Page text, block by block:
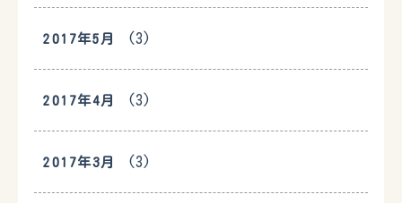
2017年5月 (3)
2017年4月 (3)
2017年3月 (3)